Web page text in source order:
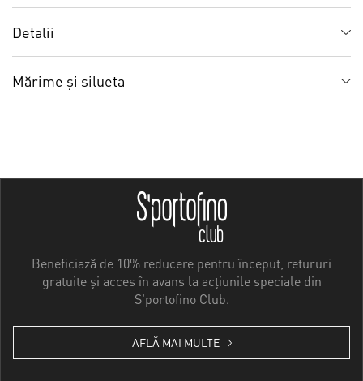
Detalii
Mărime și silueta
Beneficiază de 10% reducere pentru început, retururi
gratuite și acces în avans la acțiunile speciale din
S'portofino Club.
AFLĂ MAI MULTE